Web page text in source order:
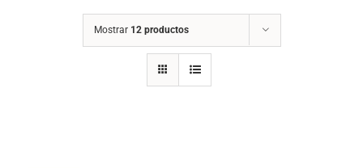
Mostrar 12 productos